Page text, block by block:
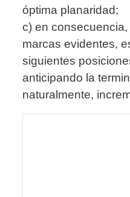
óptima planaridad;
c) en
marcas evidentes,
siguientes
anticipando la
naturalmente,